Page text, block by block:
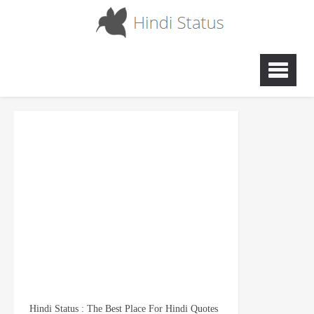
Hindi Status : The Best Place For Hindi Quotes